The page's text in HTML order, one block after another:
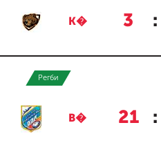
К� 3 :
Регби
В� 21 :